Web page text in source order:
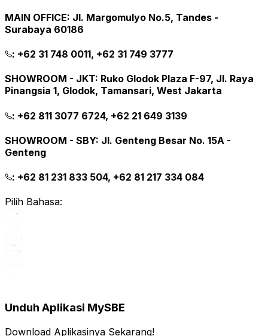
MAIN OFFICE: Jl. Margomulyo No.5, Tandes -
Surabaya 60186
: +62 31 748 0011, +62 31 749 3777
SHOWROOM - JKT: Ruko Glodok Plaza F-97, Jl. Raya
Pinangsia 1, Glodok, Tamansari, West Jakarta
: +62 811 3077 6724, +62 21 649 3139
SHOWROOM - SBY: Jl. Genteng Besar No. 15A -
Genteng
: +62 81 231 833 504, +62 81 217 334 084
Pilih Bahasa:
Unduh Aplikasi MySBE
Download Aplikasinya Sekarang!